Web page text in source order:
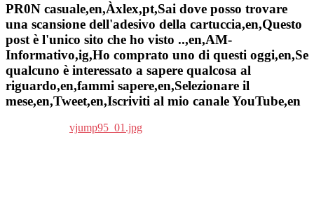
PR0N casuale,en,Àxlex,pt,Sai dove posso trovare
una scansione dell'adesivo della cartuccia,en,Questo
post è l'unico sito che ho visto ..,en,AM-
Informativo,ig,Ho comprato uno di questi oggi,en,Se
qualcuno è interessato a sapere qualcosa al
riguardo,en,fammi sapere,en,Selezionare il
mese,en,Tweet,en,Iscriviti al mio canale YouTube,en